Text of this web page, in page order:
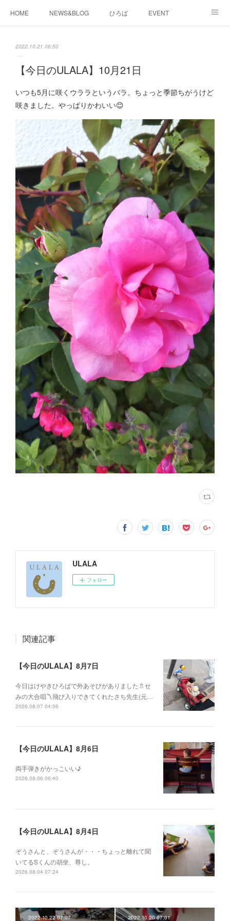
HOME NEWS&BLOG ひろば EVENT
2022.10.21 06:50
【今日のULALA】10月21日
いつも5月に咲くウララというバラ。ちょっと季節ちがうけど
咲きました。やっぱりかわいい😊
ULALA
フォロー
関連記事
【今日のULALA】8月7日
今日はけやきひろばで外あそびがありました🚿せ
みの大合唱〽飛び入りできてくれたさち先生(元…
2026.08.07 04:06
【今日のULALA】8月6日
両手弾きがかっこいい♪
2026.08.06 06:40
【今日のULALA】8月4日
ぞうさんと、ぞうさんが・・・ちょっと離れて聞
いてるSくんの胡坐、尊し。
2026.08.04 07:24
2022.10.22 07:07 2022.10.20 07:01